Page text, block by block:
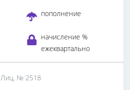
пополнение
начисление %
ежеквартально
Лиц. № 2518